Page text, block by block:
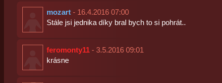
mozart- 16.4.2016 07:00
Stále jsi jednika díky bral bych to si pohrát..
feromonty11- 3.5.2016 09:01
krásne